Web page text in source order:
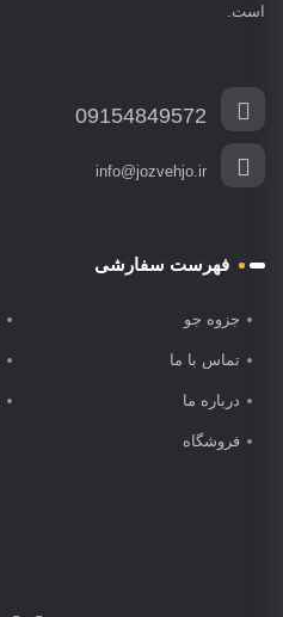
است.
09154849572
info@jozvehjo.ir
فهرست سفارشی
جزوه جو
تماس با ما
درباره ما
فروشگاه